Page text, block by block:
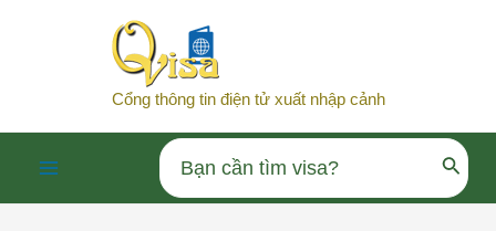
Cổng thông tin điện tử xuất nhập cảnh
Search
for: